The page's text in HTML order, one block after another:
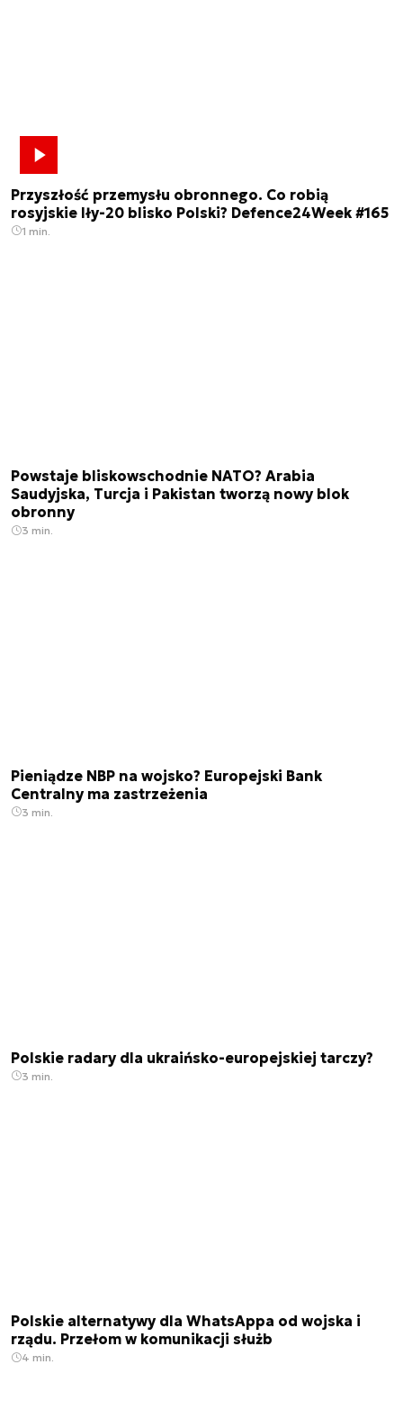
Przyszłość przemysłu obronnego. Co robią
rosyjskie Iły-20 blisko Polski? Defence24Week #165
1 min.
Powstaje bliskowschodnie NATO? Arabia
Saudyjska, Turcja i Pakistan tworzą nowy blok
obronny
3 min.
Pieniądze NBP na wojsko? Europejski Bank
Centralny ma zastrzeżenia
3 min.
Polskie radary dla ukraińsko-europejskiej tarczy?
3 min.
Polskie alternatywy dla WhatsAppa od wojska i
rządu. Przełom w komunikacji służb
4 min.